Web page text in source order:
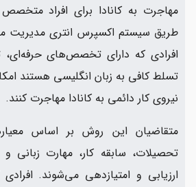
مهاجرت به کانادا برای افراد
طریق سیستم اکسپرس انتری مدیریت
افرادی که دارای تخصص‌های حرفه‌ای،
تسلط کافی به زبان انگلیسی هستند
نیروی کار دائمی به کانادا مهاجرت کنند.
متقاضیان این روش بر اساس
تحصیلات، سابقه کار، مهارت زبانی و
ارزیابی و امتیازدهی می‌شوند. افرادی